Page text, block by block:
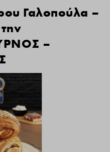
Γαλοπούλα –
–